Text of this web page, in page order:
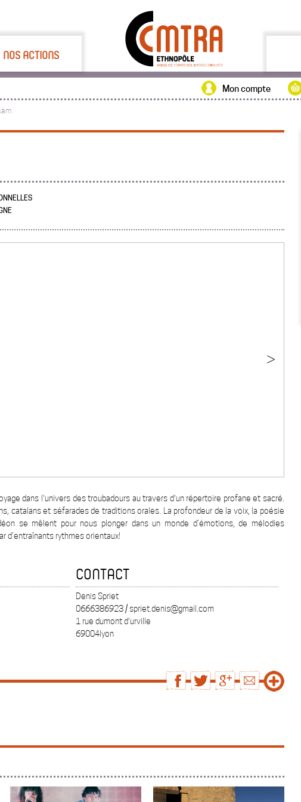
NOS ACTIONS
Mon compte
>
dans l'univers des troubadours au travers d'un répertoire profane et sacré.
catalans et séfarades de traditions orales. La profondeur de la voix, la poésie
se mêlent pour nous plonger dans un monde d’émotions, de mélodies
d’entraînants rythmes orientaux!
CONTACT
Denis Spriet
0666386923 / spriet.denis@gmail.com
1 rue dumont d'urville
69004lyon